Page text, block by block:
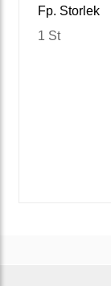
Fp. Storlek
1 St